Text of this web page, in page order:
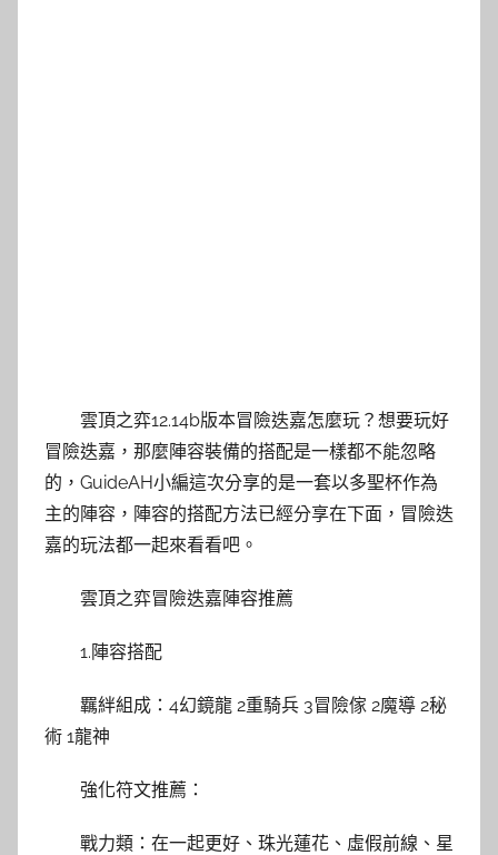
雲頂之弈12.14b版本冒險迭嘉怎麼玩？想要玩好
冒險迭嘉，那麼陣容裝備的搭配是一樣都不能忽略
的，GuideAH小編這次分享的是一套以多聖杯作為
主的陣容，陣容的搭配方法已經分享在下面，冒險迭
嘉的玩法都一起來看看吧。
雲頂之弈冒險迭嘉陣容推薦
1.陣容搭配
羈絆組成：4幻鏡龍 2重騎兵 3冒險傢 2魔導 2秘
術 1龍神
強化符文推薦：
戰力類：在一起更好、珠光蓮花、虛假前線、星